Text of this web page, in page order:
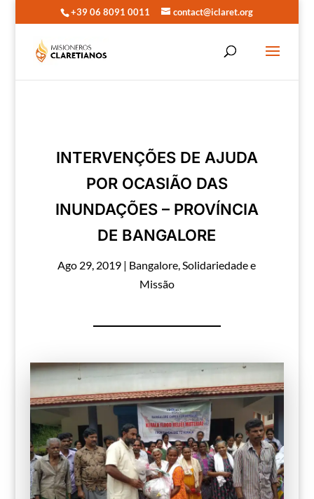
+39 06 8091 0011 contact@iclaret.org
INTERVENÇÕES DE AJUDA
POR OCASIÃO DAS
INUNDAÇÕES – PROVÍNCIA
DE BANGALORE
Ago 29, 2019 | Bangalore,Solidariedade e
Missão